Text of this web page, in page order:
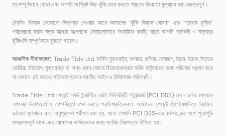
তা সম্পূর্ণভাবে বোঝা এবং আপনি সংশ্লিষ্ট উচ্চ ঝুঁকি বহন করতে পারবেন কিনা তা মূল্যায়ন করা গুরুত্বপূর্ণ।
ট্রেডিং বিষয়ক যেকোনো সিদ্ধান্ত নেওয়ার আগে আমাদের ‘ঝুঁকি বিষয়ক ঘোষণা’ এবং ‘গ্রাহক চুক্তি’
পর্যালোচনা করার জন্য আমরা আপনাকে জোরালোভাবে উৎসাহিত করছি, যাতে আপনি শর্তাবলী ও সম্ভাব্য
ঝুঁকিগুলি সম্পূর্ণভাবে বুঝতে পারেন।
আঞ্চলিক সীমাবদ্ধতা: Trade Tide Ltd মার্কিন যুক্তরাষ্ট্র, কানাডা, রাশিয়া, বেলারুশ, ইরান, ইরাক, উত্তর
কোরিয়া, ইউরোপ, যুক্তরাজ্য বা অন্য এমন কোনো বিচারব্যবস্থার অধীন বাসিন্দাদের জন্য পরিষেবা প্রদান করে
না যেখানে এই ধরনের পরিষেবা প্রদান স্থানীয় আইন ও বিধিমালার পরিপন্থী।
Trade Tide Ltd পেমেন্ট কার্ড ইন্ডাস্ট্রি ডেটা সিকিউরিটি স্ট্যান্ডার্ড (PCI DSS) মেনে চলার মাধ্যমে
আপনার নিরাপত্তা ও গোপনীয়তা রক্ষা করতে প্রতিশ্রুতিবদ্ধ। আমাদের পেমেন্ট সিস্টেমগুলিতে নিয়মিত
দুর্বলতা মূল্যায়ন এবং অনুপ্রবেশ পরীক্ষা করা হয়, যাতে সেগুলি PCI DSS-এর মানদণ্ডের সঙ্গে পুরোপুরি
সামঞ্জস্যপূর্ণ থাকে এবং আমাদের কার্যক্রমের জন্য সর্বোচ্চ নিরাপত্তা নিশ্চিত হয়।